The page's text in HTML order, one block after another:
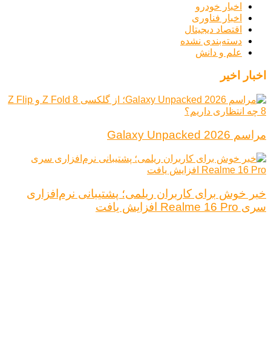
اخبار خودرو
اخبار فناوری
اقتصاد دیجیتال
دسته‌بندی نشده
علم و دانش
اخبار اخیر
مراسم Galaxy Unpacked 2026
خبر خوش برای کاربران ریلمی؛ پشتیبانی نرم‌افزاری
سری Realme 16 Pro افزایش یافت